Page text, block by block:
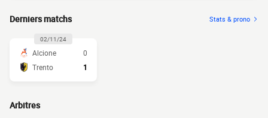
Derniers matchs Stats & prono
02/11/24
Alcione
0
Trento
1
Arbitres